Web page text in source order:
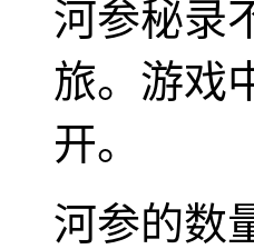
河参秘录
旅。游戏
开。
河参的数